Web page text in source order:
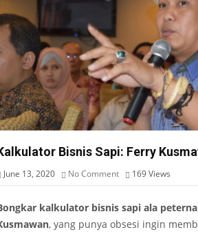
Bisnis Sapi: Ferry
June 13, 2020 No Comment 169Views
kalkulator bisnis sapi ala
, yang punya obsesi ingin